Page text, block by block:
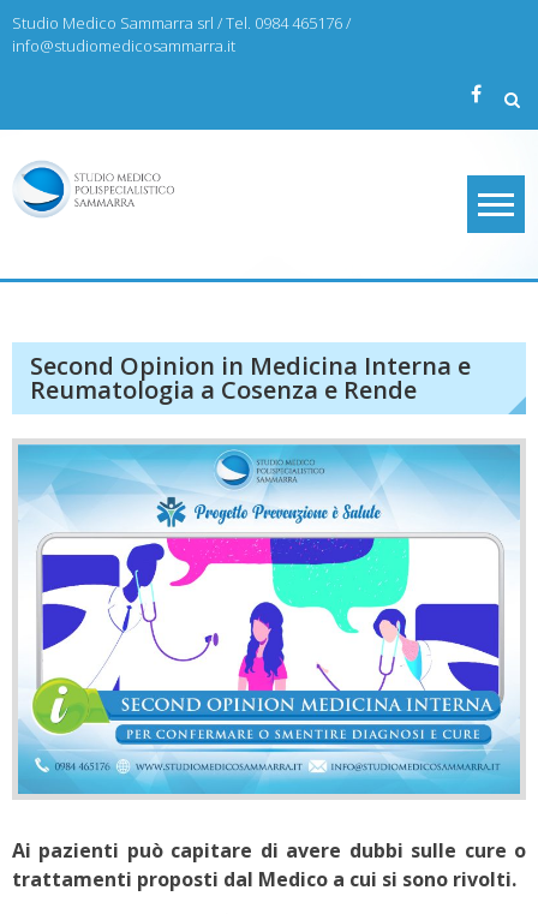
Skip
to
Studio Medico Sammarra srl / Tel. 0984 465176 /
info@studiomedicosammarra.it
Second Opinion in Medicina Interna e
Reumatologia a Cosenza e Rende
Ai pazienti può capitare di avere dubbi sulle cure o
trattamenti proposti dal Medico a cui si sono rivolti.